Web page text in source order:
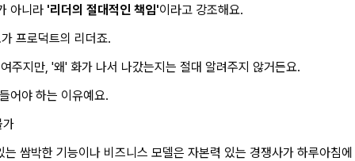
아니라 '리더의 절대적인 책임'이라고 강조해요.
프로덕트의 리더죠.
주지만, '왜' 화가 나서 나갔는지는 절대 알려주지 않거든요.
어야 하는 이유예요.
가
쌈박한 기능이나 비즈니스 모델은 자본력 있는 경쟁사가 하루아침